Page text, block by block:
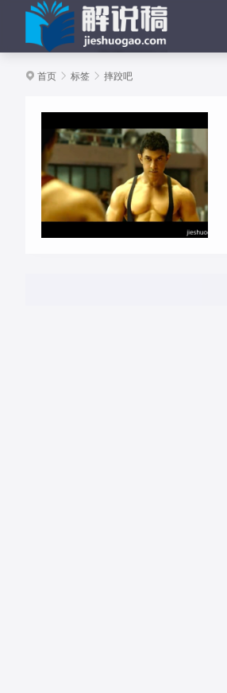
 首页  标签  摔跤吧